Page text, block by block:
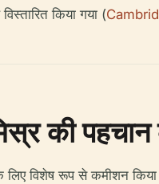
किया गया (
की
विशेष रूप से कमीशन किया